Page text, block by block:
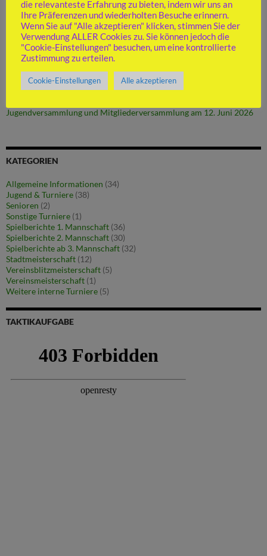
NEUESTE BEITRÄGE
Hinter den Kulissen: So arbeitet der SV Nürtingen
Nürtinger U16 Mädels erneut baden-württembergische
Meisterinnen
Vereinsjugend-Meister ist Friedrich Seischab
Jugendversammlung und Mitgliederversammlung am 12. Juni 2026
KATEGORIEN
Allgemeine Informationen (34)
Jugend & Turniere (38)
Senioren (2)
Sonstige Turniere (1)
Spielberichte 1. Mannschaft (36)
Spielberichte 2. Mannschaft (30)
Spielberichte ab 3. Mannschaft (32)
Stadtmeisterschaft (12)
Vereinsblitzmeisterschaft (5)
Vereinsmeisterschaft (1)
Weitere interne Turniere (5)
TAKTIKAUFGABE
die relevanteste Erfahrung zu bieten, indem wir uns an
Ihre Präferenzen und wiederholten Besuche erinnern.
Wenn Sie auf "Alle akzeptieren" klicken, stimmen Sie der
Verwendung ALLER Cookies zu. Sie können jedoch die
"Cookie-Einstellungen" besuchen, um eine kontrollierte
Zustimmung zu erteilen.
Cookie-Einstellungen Alle akzeptieren